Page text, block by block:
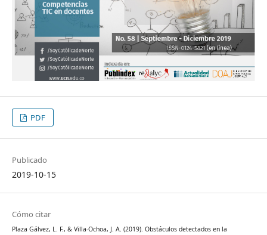
PDF
Publicado
2019-10-15
Cómo citar
Plaza Gálvez, L. F., & Villa-Ochoa, J. A. (2019). Obstáculos detectados en la